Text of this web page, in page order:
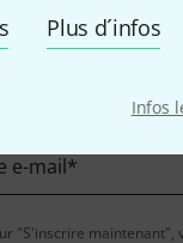
Plus d´infos
Infos
e-mail*
"S'inscrire maintenant",